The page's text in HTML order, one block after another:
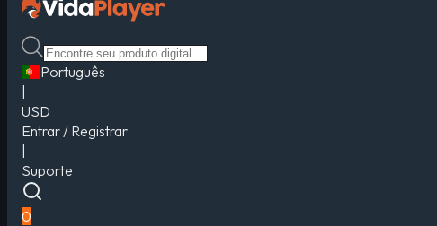
Português
USD
Entrar / Registrar
Suporte
0